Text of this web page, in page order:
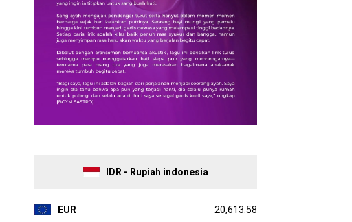
IDR - Rupiah indonesia
EUR 20,613.58